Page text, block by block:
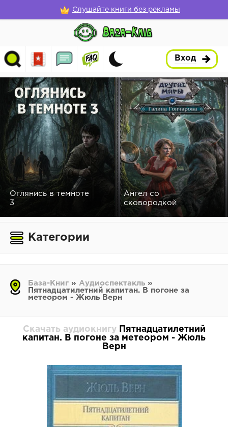
Слушайте книги без рекламы
Вход
Оглянись в темноте
3
Ангел со
сковородкой
Категории
База-Книг » Аудиоспектакль »
Пятнадцатилетний капитан. В погоне за
метеором - Жюль Верн
Скачать аудиокнигу Пятнадцатилетний
капитан. В погоне за метеором - Жюль
Верн